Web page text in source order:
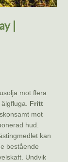
|
mot flera
Fritt
mot
hud.
kan
bestående
Undvik